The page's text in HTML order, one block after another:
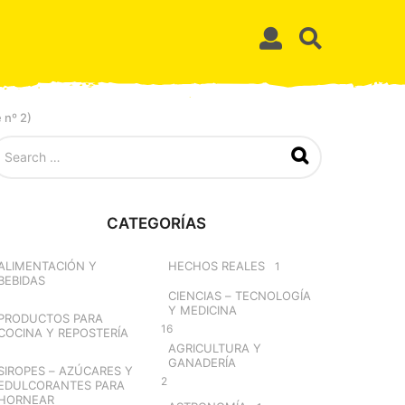
2)
CATEGORÍAS
Y
PARA
Y REPOSTERÍA
– AZÚCARES Y
PARA
HECHOS REALES 1
CIENCIAS – TECNOLOGÍA
Y MEDICINA
16
AGRICULTURA Y
GANADERÍA
2